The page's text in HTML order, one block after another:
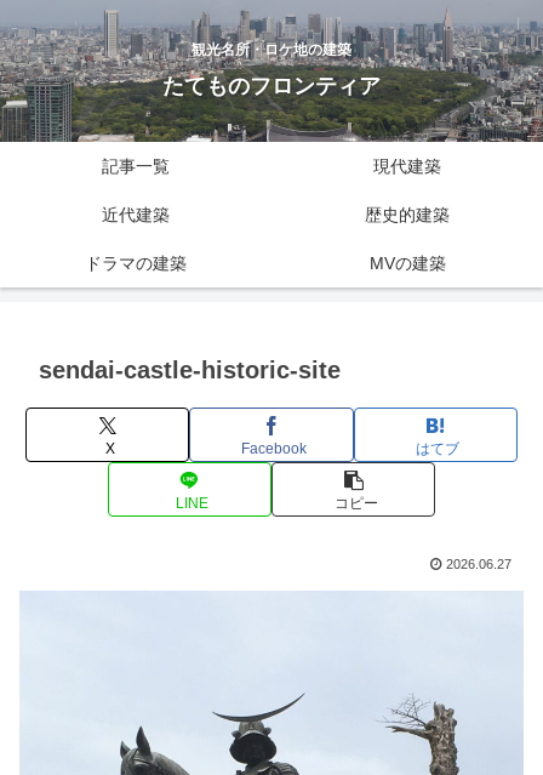
観光名所・ロケ地の建築
たてものフロンティア
記事一覧 現代建築
近代建築 歴史的建築
ドラマの建築 MVの建築
sendai-castle-historic-site
X Facebook はてブ
LINE コピー
2026.06.27